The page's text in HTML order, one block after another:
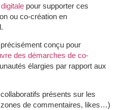
digitale pour supporter ces
ou co-création en
conçu pour
des démarches de co-
élargies par rapport aux
collaboratifs présents sur les
de commentaires, likes…)